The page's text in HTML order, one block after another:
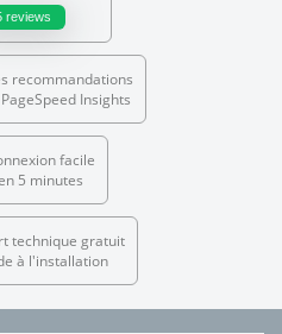
reviews
recommandations
Insights
facile
5 minutes
technique gratuit
à l'installation